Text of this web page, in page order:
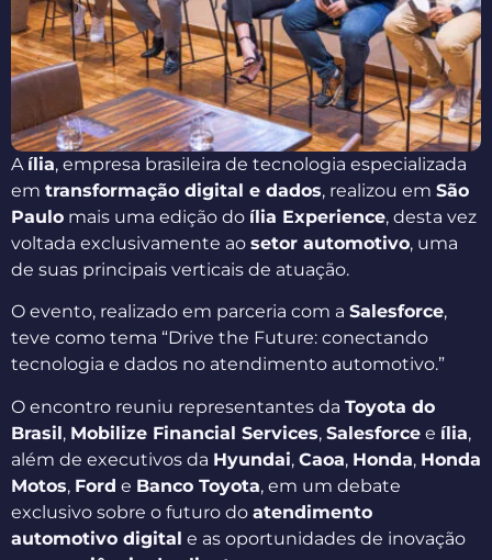
A ília, empresa brasileira de tecnologia especializada
em transformação digital e dados, realizou em São
Paulo mais uma edição do ília Experience, desta vez
voltada exclusivamente ao setor automotivo, uma
de suas principais verticais de atuação.
O evento, realizado em parceria com a Salesforce,
teve como tema “Drive the Future: conectando
tecnologia e dados no atendimento automotivo.”
O encontro reuniu representantes da Toyota do
Brasil, Mobilize Financial Services, Salesforce e ília,
além de executivos da Hyundai, Caoa, Honda, Honda
Motos, Ford e Banco Toyota, em um debate
exclusivo sobre o futuro do atendimento
automotivo digital e as oportunidades de inovação